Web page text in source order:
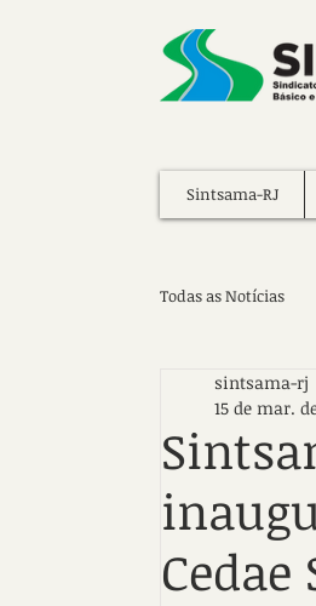
Sintsama-RJ
Todas as Notícias
sintsama-rj
15 de mar.